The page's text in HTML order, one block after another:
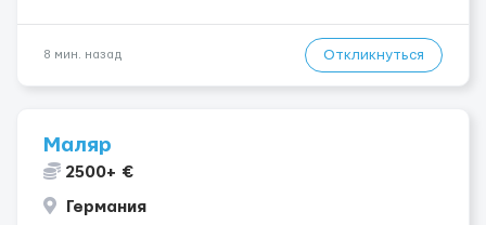
8 мин. назад Откликнуться
Маляр
2500+ €
Германия